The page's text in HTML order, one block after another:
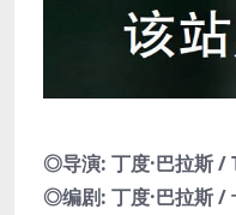
◎导演: 丁度·巴拉斯
◎编剧: 丁度·巴拉斯